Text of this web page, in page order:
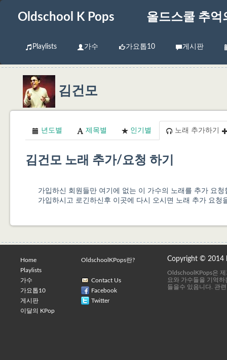
Oldschool K Pops 올드스쿨 추억
Playlists 가수 가요톱10 게시판
김건모
년도별 제목별 인기별 노래 추가하기
김건모 노래 추가/요청 하기
가입하신 회원들만 여기에 없는 이 가수의 노래를 추가 요청
가입하시고 로긴하신후 이곳에 다시 오시면 노래 추가 요청
Home
Playlists
가수
가요톱10
게시판
이달의 KPop
OldschoolKPops란?
Contact Us
Facebook
Twitter
Copyright © 2014
OldschoolKPops은
요와 가수들을 기억
들을수 있음니다. 관